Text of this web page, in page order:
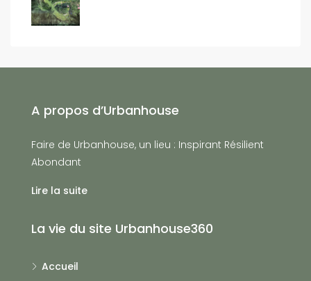
A propos d’Urbanhouse
Faire de Urbanhouse, un lieu : Inspirant Résilient
Abondant
Lire la suite
La vie du site Urbanhouse360
Accueil